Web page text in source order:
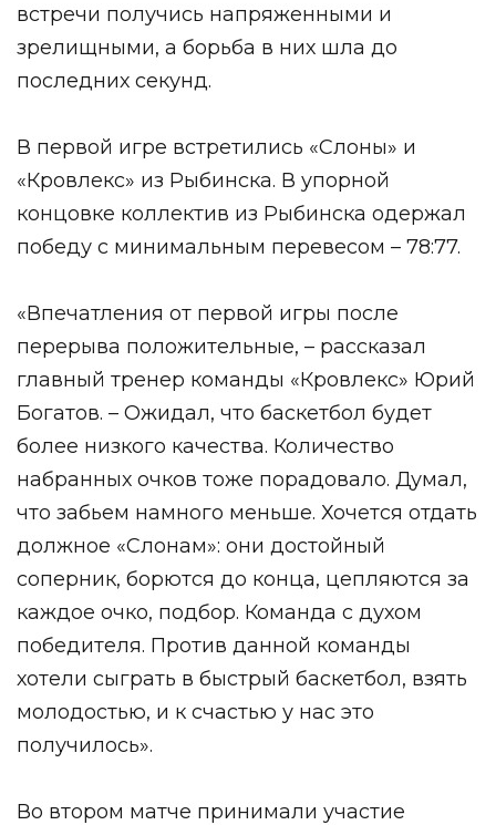
встречи получись напряженными и
зрелищными, а борьба в них шла до
последних секунд.
В первой игре встретились «Слоны» и
«Кровлекс» из Рыбинска. В упорной
концовке коллектив из Рыбинска одержал
победу с минимальным перевесом – 78:77.
«Впечатления от первой игры после
перерыва положительные, – рассказал
главный тренер команды «Кровлекс» Юрий
Богатов. – Ожидал, что баскетбол будет
более низкого качества. Количество
набранных очков тоже порадовало. Думал,
что забьем намного меньше. Хочется отдать
должное «Слонам»: они достойный
соперник, борются до конца, цепляются за
каждое очко, подбор. Команда с духом
победителя. Против данной команды
хотели сыграть в быстрый баскетбол, взять
молодостью, и к счастью у нас это
получилось».
Во втором матче принимали участие